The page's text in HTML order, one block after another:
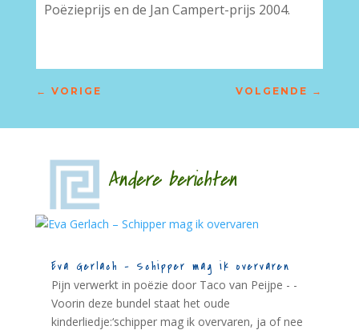
Poëzieprijs en de Jan Campert-prijs 2004.
← VORIGE VOLGENDE →
Andere berichten
Eva Gerlach – Schipper mag ik overvaren
Pijn verwerkt in poëzie door Taco van Peijpe - -
Voorin deze bundel staat het oude
kinderliedje:‘schipper mag ik overvaren, ja of nee